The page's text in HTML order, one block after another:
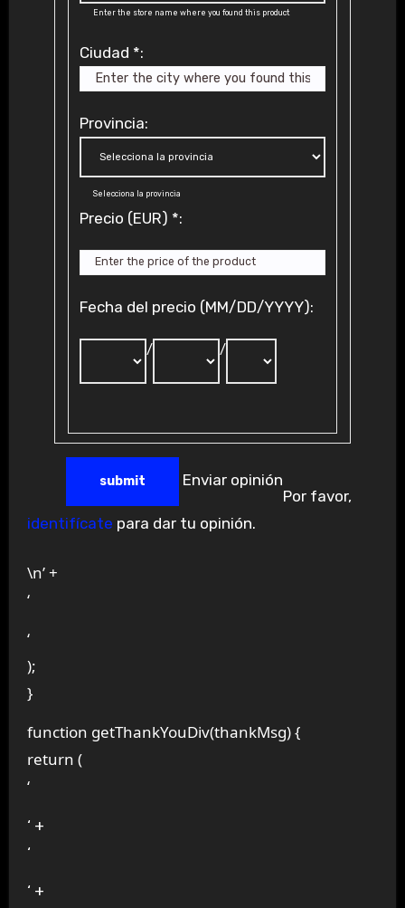
Enter the store name where you found this product
Ciudad *:
Provincia:
Selecciona la provincia
Precio (EUR) *:
Fecha del precio (MM/DD/YYYY):
/ /
Enviar opinión
Por favor,
identifícate para dar tu opinión.
\n’ +
‘
‘
);
}
function getThankYouDiv(thankMsg) {
return (
‘
‘ +
‘
‘ +